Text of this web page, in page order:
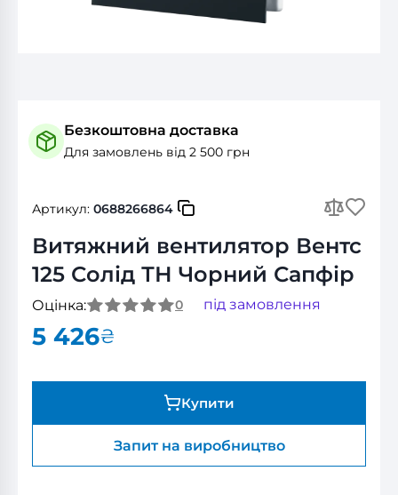
Безкоштовна доставка
Для замовлень від 2 500 грн
Артикул: 0688266864
Витяжний вентилятор Вентс
125 Солід ТН Чорний Сапфір
Оцінка: 0 під замовлення
5 426₴
Купити
Запит на виробництво